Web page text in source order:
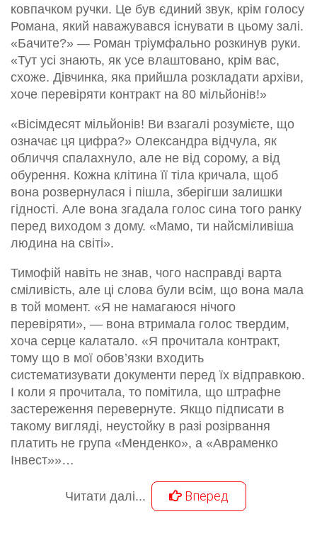
ковпачком ручки. Це був єдиний звук, крім голосу
Романа, який наважувався існувати в цьому залі.
«Бачите?» — Роман тріумфально розкинув руки.
«Тут усі знають, як усе влаштовано, крім вас,
схоже. Дівчинка, яка прийшла розкладати архіви,
хоче перевіряти контракт на 80 мільйонів!»
«Вісімдесят мільйонів! Ви взагалі розумієте, що
означає ця цифра?» Олександра відчула, як
обличчя спалахнуло, але не від сорому, а від
обурення. Кожна клітина її тіла кричала, щоб
вона розвернулася і пішла, зберігши залишки
гідності. Але вона згадала голос сина того ранку
перед виходом з дому. «Мамо, ти найсміливіша
людина на світі».
Тимофій навіть не знав, чого насправді варта
сміливість, але ці слова були всім, що вона мала
в той момент. «Я не намагаюся нічого
перевіряти», — вона втримала голос твердим,
хоча серце калатало. «Я прочитала контракт,
тому що в мої обов’язки входить
систематизувати документи перед їх відправкою.
І коли я прочитала, то помітила, що штрафне
застереження перевернуте. Якщо підписати в
такому вигляді, неустойку в разі розірвання
платить не група «Менденко», а «Авраменко
Інвест»»…
Читати далі... Вперед